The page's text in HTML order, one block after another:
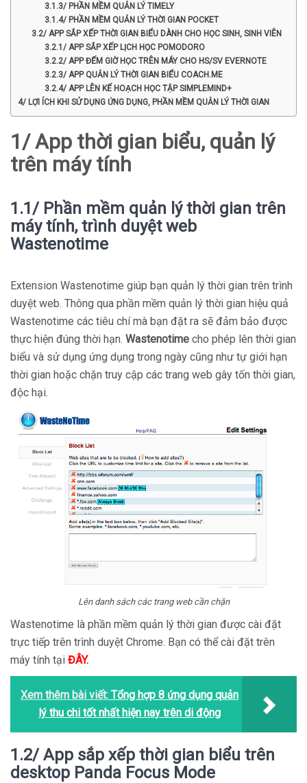
3.1.3/ PHẦN MỀM QUẢN LÝ TIMELY
3.1.4/ PHẦN MỀM QUẢN LÝ THỜI GIAN POCKET
3.2/ APP SẮP XẾP THỜI GIAN BIỂU DÀNH CHO HỌC SINH, SINH VIÊN
3.2.1/ APP SẮP XẾP LỊCH HỌC POMODORO
3.2.2/ APP ĐẾM GIỜ HỌC TRÊN MÁY CHO HS/SV EVERNOTE
3.2.3/ APP QUẢN LÝ THỜI GIAN BIỂU COACH.ME
3.2.4/ APP LÊN KẾ HOẠCH HỌC TẬP SIMPLEMIND+
4/ LỢI ÍCH KHI SỬ DỤNG ỨNG DỤNG, PHẦN MỀM QUẢN LÝ THỜI GIAN
1/ App thời gian biểu, quản lý
trên máy tính
1.1/ Phần mềm quản lý thời gian trên
máy tính, trình duyệt web
Wastenotime
Extension Wastenotime giúp bạn quản lý thời gian trên trình
duyệt web. Thông qua phần mềm quản lý thời gian hiệu quả
Wastenotime các tiêu chí mà bạn đặt ra sẽ đảm bảo được
thực hiện đúng thời hạn. Wastenotime cho phép lên thời gian
biểu và sử dụng ứng dụng trong ngày cũng như tự giới hạn
thời gian hoặc chặn truy cập các trang web gây tốn thời gian,
độc hại.
Lên danh sách các trang web cần chặn
Wastenotime là phần mềm quản lý thời gian được cài đặt
trực tiếp trên trình duyệt Chrome. Bạn có thể cài đặt trên
máy tính tại ĐÂY.
Xem thêm bài viết: Tổng hợp 8 ứng dụng quản
lý thu chi tốt nhất hiện nay trên di động
1.2/ App sắp xếp thời gian biểu trên
desktop Panda Focus Mode